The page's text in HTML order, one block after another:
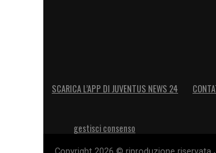
SCARICA L’APP DI JUVENTUS NEWS 24
gestisci consenso